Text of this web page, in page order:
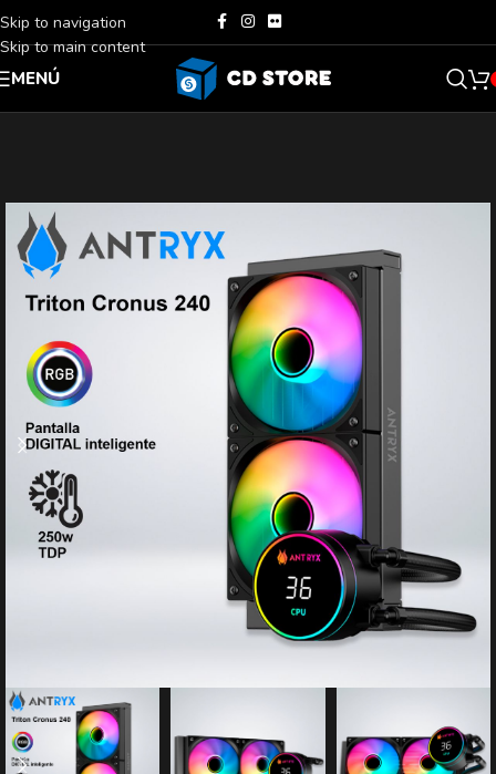
Skip to navigation
Skip to main content
MENÚ